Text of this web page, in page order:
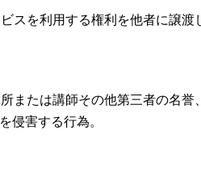
スを利用する権利を他者に譲
または講師その他第三者の名
侵害する行為。